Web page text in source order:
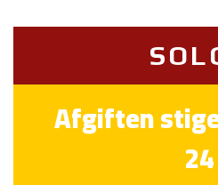
Afgiften
24